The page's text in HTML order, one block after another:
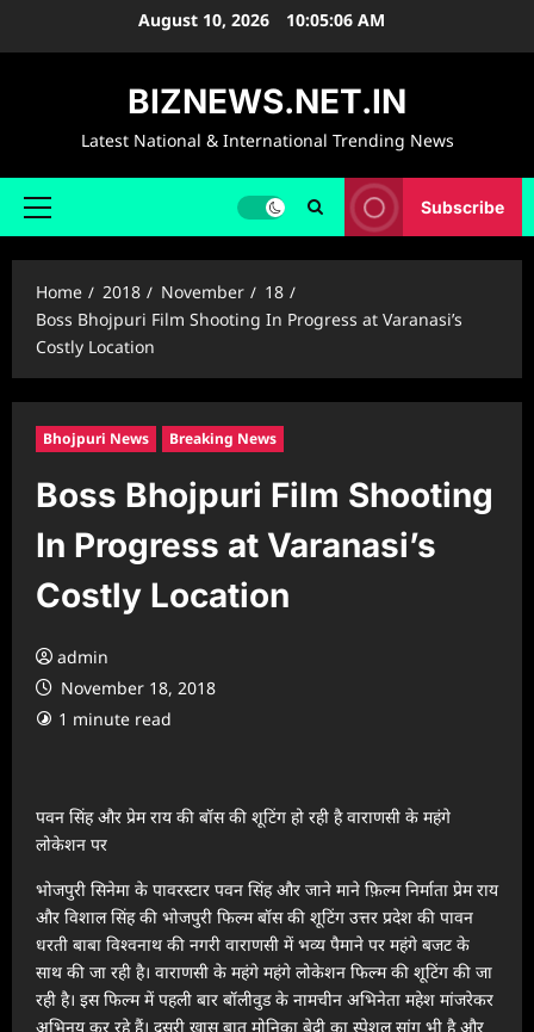
August 10, 2026 10:05:07 AM
BIZNEWS.NET.IN
Latest National & International Trending News
Primary
Subscribe
Home 2018 November
18
Boss Bhojpuri Film Shooting In Progress at Varanasi’s
Costly Location
Bhojpuri News Breaking News
Boss Bhojpuri Film Shooting
In Progress at Varanasi’s
Costly Location
admin
November 18, 2018
1 minute read
पवन सिंह और प्रेम राय की बॉस की शूटिंग हो रही है वाराणसी के महंगे
लोकेशन पर
भोजपुरी सिनेमा के पावरस्टार पवन सिंह और जाने माने फ़िल्म निर्माता प्रेम राय
और विशाल सिंह की भोजपुरी फिल्म बॉस की शूटिंग उत्तर प्रदेश की पावन
धरती बाबा विश्वनाथ की नगरी वाराणसी में भव्य पैमाने पर महंगे बजट के
साथ की जा रही है। वाराणसी के महंगे महंगे लोकेशन फिल्म की शूटिंग की जा
रही है। इस फिल्म में पहली बार बॉलीवुड के नामचीन अभिनेता महेश मांजरेकर
अभिनय कर रहे हैं। दूसरी खास बात मोनिका बेदी का स्पेशल सांग भी है और